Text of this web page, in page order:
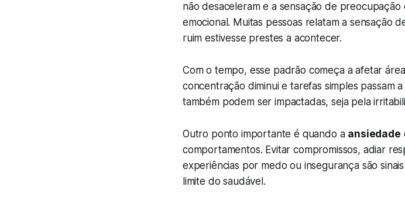
não desaceleram e a sensação de
emocional. Muitas pessoas relatam a sensação
ruim estivesse prestes a acontecer.
Com o tempo, esse padrão começa a afetar
concentração diminui e tarefas simples passam
também podem ser impactadas, seja pela
Outro ponto importante é quando a ansiedade
comportamentos. Evitar compromissos, adiar
experiências por medo ou insegurança são
limite do saudável.